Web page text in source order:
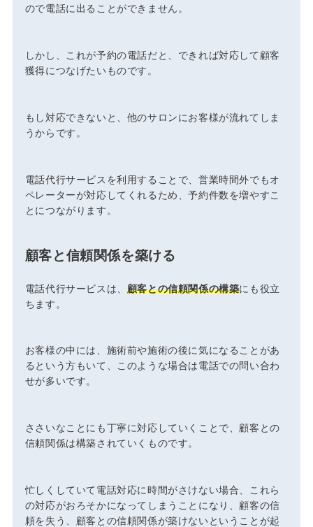
ので電話に出ることができません。
しかし、これが予約の電話だと、できれば対応して顧客
獲得につなげたいものです。
もし対応できないと、他のサロンにお客様が流れてしま
うからです。
電話代行サービスを利用することで、営業時間外でもオ
ペレーターが対応してくれるため、予約件数を増やすこ
とにつながります。
顧客と信頼関係を築ける
電話代行サービスは、 顧客との信頼関係の構築にも役立
ちます。
お客様の中には、施術前や施術の後に気になることがあ
るという方もいて、このような場合は電話での問い合わ
せが多いです。
ささいなことにも丁寧に対応していくことで、顧客との
信頼関係は構築されていくものです。
忙しくしていて電話対応に時間がさけない場合、これら
の対応がおろそかになってしまうことになり、顧客の信
頼を失う、顧客との信頼関係が築けないということが起